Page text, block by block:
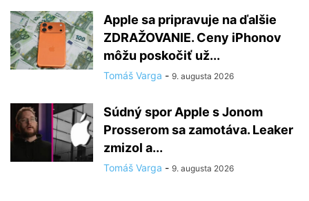
Apple sa pripravuje na ďalšie
ZDRAŽOVANIE. Ceny iPhonov
môžu poskočiť už...
Tomáš Varga - 9. augusta 2026
Súdný spor Apple s Jonom
Prosserom sa zamotáva. Leaker
zmizol a...
Tomáš Varga - 9. augusta 2026